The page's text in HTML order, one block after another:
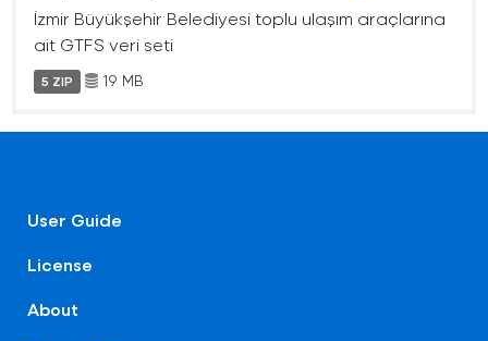
İzmir Büyükşehir Belediyesi toplu ulaşım araçlarına
ait GTFS veri seti
5 ZIP 19 MB
User Guide
License
About